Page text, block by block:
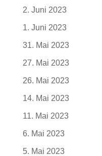
2. Juni 2023
1. Juni 2023
31. Mai 2023
27. Mai 2023
26. Mai 2023
14. Mai 2023
11. Mai 2023
6. Mai 2023
5. Mai 2023